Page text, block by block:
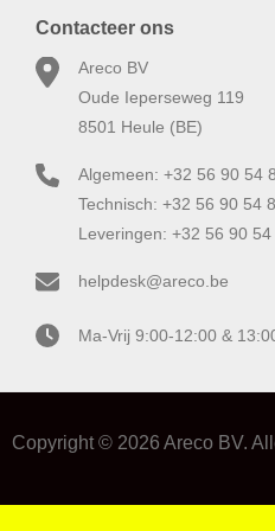
Contacteer ons
Areco BV
Oude Ieperseweg 119
8501 Heule (BE)
Algemeen: +32 56 90 54
Technisch: +32 56 90 54
Leveringen: +32 56 90 54
helpdesk@areco.be
Ma-Vrij 9:00-12:00 &
Copyright © 2026 Areco BV.